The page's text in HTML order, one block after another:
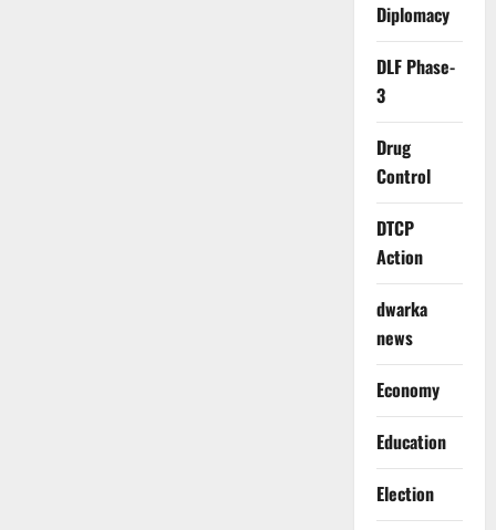
Diplomacy
DLF Phase-
3
Drug
Control
DTCP
Action
dwarka
news
Economy
Education
Election